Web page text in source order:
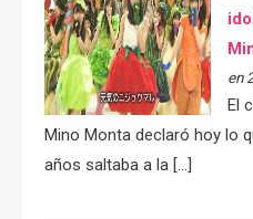
en
El
Mino Monta declaró hoy lo
años saltaba a la […]